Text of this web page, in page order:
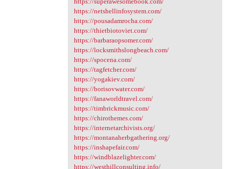
https://netshellinfosystem.com/
https://pousadamrocha.com/
https://thietbiotoviet.com/
https://barbaraopsomer.com/
https://locksmithslongbeach.com/
https://spocena.com/
https://tagfetcher.com/
https://yogakiev.com/
https://borisovwater.com/
https://fanaworldtravel.com/
https://timbrickmusic.com/
https://chirothemes.com/
https://internetarchivists.org/
https://montanaherbgathering.org/
https://inshapefair.com/
https://windblazelighter.com/
https://westhillconsulting.info/